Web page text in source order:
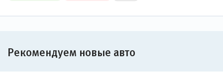
Рекомендуем новые авто